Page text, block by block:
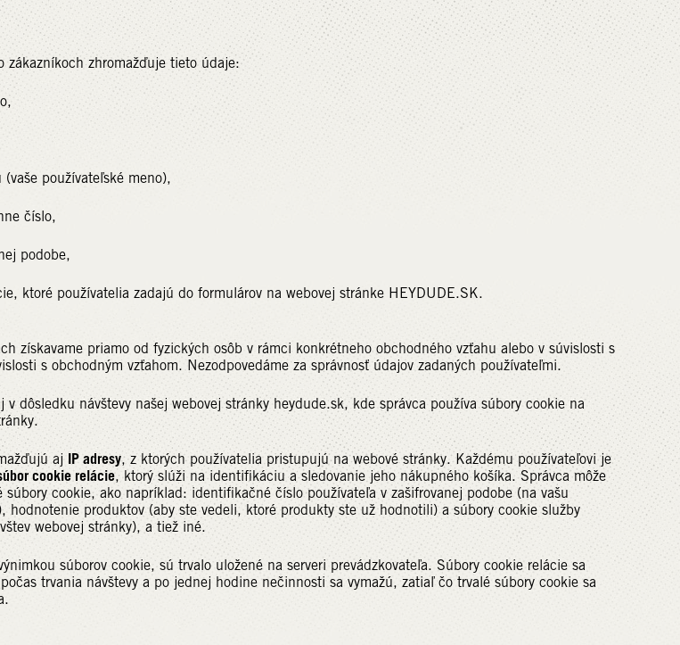
zákazníkoch zhromažďuje tieto údaje:
meno),
číslo,
zadajú do formulárov na webovej stránke HEYDUDE.SK.
získavame priamo od fyzických osôb v rámci konkrétneho obchodného vzťahu alebo v súvislosti s
s obchodným vzťahom. Nezodpovedáme za správnosť údajov zadaných používateľmi.
v dôsledku návštevy našej webovej stránky heydude.sk, kde správca používa súbory cookie na
aj IP adresy, z ktorých používatelia pristupujú na webové stránky. Každému používateľovi je
cookie relácie, ktorý slúži na identifikáciu a sledovanie jeho nákupného košíka. Správca môže
cookie, ako napríklad: identifikačné číslo používateľa v zašifrovanej podobe (na vašu
hodnotenie produktov (aby ste vedeli, ktoré produkty ste už hodnotili) a súbory cookie služby
webovej stránky), a tiež iné.
súborov cookie, sú trvalo uložené na serveri prevádzkovateľa. Súbory cookie relácie sa
trvania návštevy a po jednej hodine nečinnosti sa vymažú, zatiaľ čo trvalé súbory cookie sa